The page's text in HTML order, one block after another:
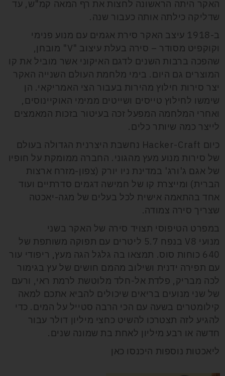
האקר היתה הראשונה לחצות את רף המאה קמ"ש, עד
שדליקה כילתה אותה כעבור שנה.
ב-1918 עיצב האקר סירת אגמים עם מנוע פנימי
וקוקפיט מסודר – סירה בעלת עיצוב "V" מובחן,
שהפכה ברבות השנים לדגם האיקוני אשר מוביל את קו
המוצרים גם היום. בימי מלחמת העולם השנייה האקר
יצר סירות חילוץ מהירות בעבור הצי האמריקאי. הן
שימשו לחילוץ טייסים ושייטים ממימי האוקיינוסים,
ואחרי המלחמה המפעל זכה בעיטור בזכות המאמצים
לייצר כמה שיותר כלים.
כיום Hacker-Craft נחשבת היצרנית הגדולה בעולם
של סירות מנוע מעץ מהגוני. החברה ממומקת על חופיו
של אגם ג'ורג' במדינת ניו יורק (צפון-מזרח ארצות
הברית) ומייצרת קו של חמישה דגמים סדרתיים ועוד
אחד בהתאמה אישית לכל בעלים של מגה-יאכטה
שצריך סירה צמודה.
במפרט הטיפוסי תצויד סירה של האקר בשני
מנועי V8 בנפח 5.7 ליטרים עם תפוקה משותפת של
640 כוחות סוס. תמצאו בה גלגל הגה מעץ, ריפודי עור
עם תפירה ידנית ושילוב מהמם חושים של עץ בגימור
לכה מבריק, פלדת אל-חלד מלוטשת לרמת ראי, ורעם
של שני מנועים בריאים שיכולים להביא אתכם למאה
קילומטרים בשעה עם הכי הרבה סטייל על המים. כדי
להגיע לזה תצטרכו להשיט כחצי מיליון דולר עבור
חדשה או רבע מיליון לאחת בת שמונה שנים.
ליאכטות נוספות היכנסו כאן